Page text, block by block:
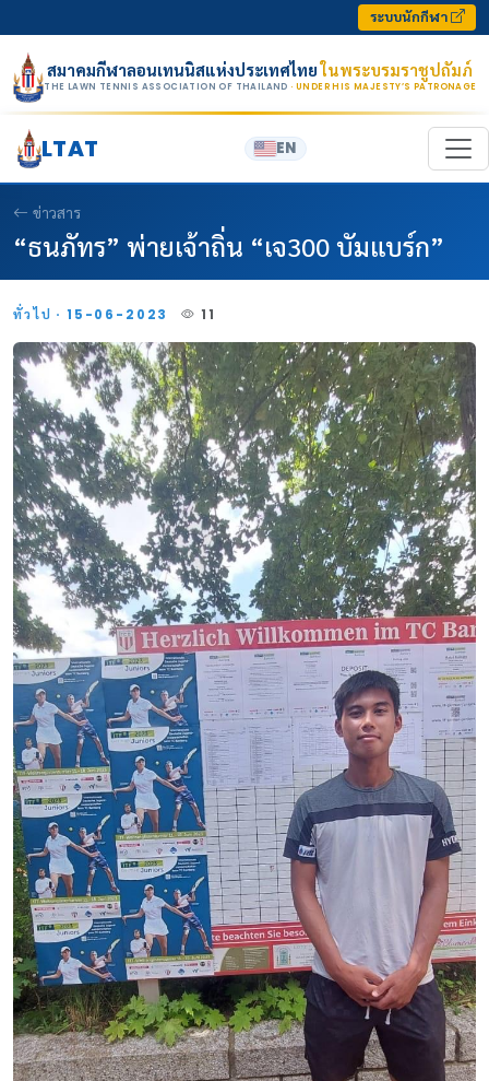
ระบบนักกีฬา
สมาคมกีฬาลอนเทนนิสแห่งประเทศไทยในพระบรมราชูปถัมภ์
THE LAWN TENNIS ASSOCIATION OF THAILAND · UNDER HIS MAJESTY’S PATRONAGE
LTAT EN
ข่าวสาร
“ธนภัทร” พ่ายเจ้าถิ่น “เจ300 บัมแบร์ก”
ทั่วไป · 15-06-2023 11